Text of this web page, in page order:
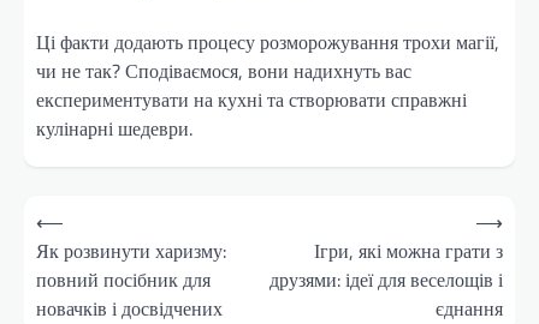
Ці факти додають процесу розморожування трохи магії,
чи не так? Сподіваємося, вони надихнуть вас
експериментувати на кухні та створювати справжні
кулінарні шедеври.
Навігація
записів
⟵
Як розвинути харизму:
повний посібник для
новачків і досвідчених
Ігри, які можна грати з
друзями: ідеї для веселощів і
єднання
⟶